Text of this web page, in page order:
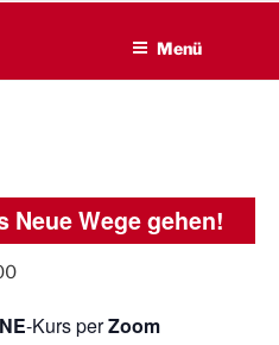
Selbsterfahrung
Menü
Neue Wege gehen!
-Kurs perZoom